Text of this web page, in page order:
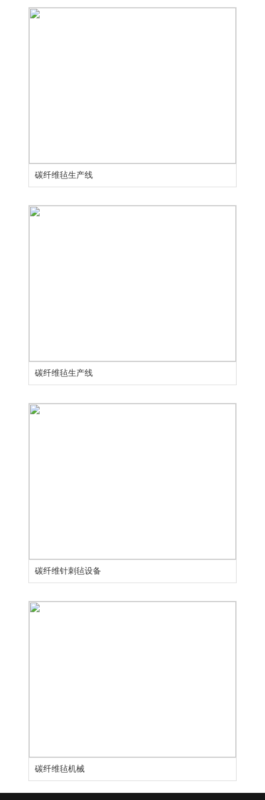
碳纤维毡生产线
碳纤维毡生产线
碳纤维针刺毡设备
碳纤维毡机械